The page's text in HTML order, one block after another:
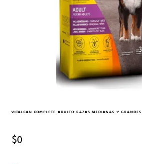
VITALCAN COMPLETE ADULTO RAZAS MEDIANAS Y
$0